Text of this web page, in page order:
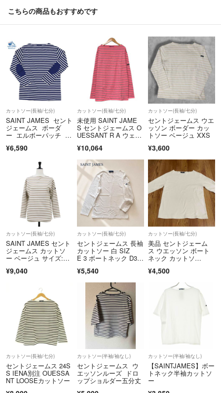
こちらの商品もおすすめです
カットソー(長袖/七分)
SAINT JAMES セント
ジェームス ボーダ
ー エルボーパッチ ボ
ー フランス カットソ
¥6,590
カットソー(長袖/七分)
未使用 SAINT JAME
S セントジェームス O
UESSANT R A ウェッ
シャツ カットソー T
ズ レディース 古着 中
古 USED
¥10,064
カットソー(長袖/七分)
セントジェームス ウエ
ッソン ボーダー カッ
トソー ベージュ XXS
¥3,600
カットソー(長袖/七分)
SAINT JAMES セント
ジェームス カットソ
ー ベージュ サイズ:T1
ー バスクシャツ OUE
ク 長袖 コットン フラ
ンス製 トップス Tシャ
ツ【レディース】【中
¥9,040
カットソー(長袖/七分)
セントジェームス 長袖
カットソー 白 SIZ
E 3 ボートネック D37
¥5,540
カットソー(長袖/七分)
美品 セントジェーム
ス ウエッソン ボート
ネック カットソ
¥4,500
カットソー(長袖/七分)
セントジェームス 24S
S IENA別注 OUESSA
NT LOOSEカットソー
カットソー(半袖/袖なし)
セントジェームス ウ
エッソンルーズ ドロ
ップショルダー五分丈
カットソー(半袖/袖なし)
【SAINTJAMES】ボー
トネック半袖カットソ
ー